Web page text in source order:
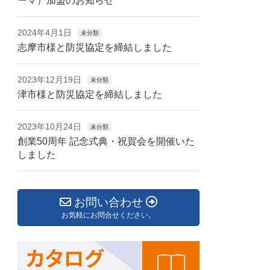
2024年4月1日 未分類
志摩市様と防災協定を締結しました
2023年12月19日 未分類
津市様と防災協定を締結しました
2023年10月24日 未分類
創業50周年 記念式典・祝賀会を開催いた
しました
お問い合わせ
お気軽にお問合せください。